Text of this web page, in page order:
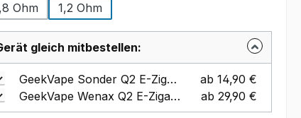
Ohm 1,2 Ohm
gleich mitbestellen:
GeekVape Sonder Q2 E-Zigaretten Set mit Pod-System, 1350mAh
ab 14,90 €
GeekVape Wenax Q2 E-Zigaretten Set mit Pod-System, 1250mAh
ab 29,90 €